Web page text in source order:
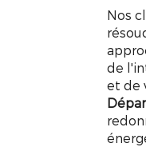
Nos
de
et de